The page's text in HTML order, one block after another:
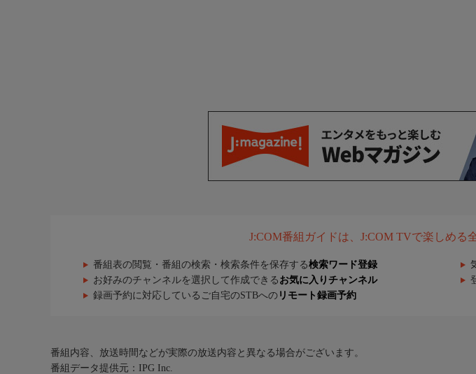
J:COM番組ガイドは、J:COM TVで楽しめる
番組表の閲覧・番組の検索・検索条件を保存する検索ワード登録
お好みのチャンネルを選択して作成できる お気に入りチャンネル
録画予約に対応しているご自宅のSTBへの リモート録画予約
番組内容、放送時間などが実際の放送内容と異なる場合がございます。
番組データ提供元：IPG Inc.